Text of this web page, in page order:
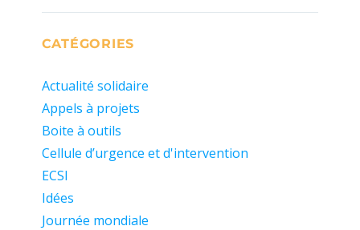
CATÉGORIES
Actualité solidaire
Appels à projets
Boite à outils
Cellule d’urgence et d'intervention
ECSI
Idées
Journée mondiale